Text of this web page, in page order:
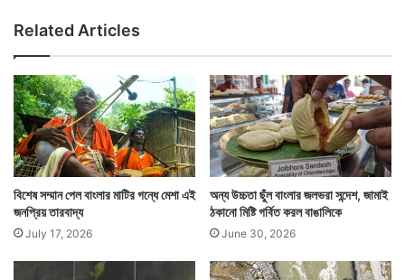
যা
ত্রা
র
মা
হা
ত্ম্য
ক
থা
Related Articles
বিশেষ সম্মান পেল বাংলার মাটির গন্ধে মেশা এই
জনপ্রিয় তারবাদ্য
July 17, 2026
অন্য উচ্চতা ছুঁল বাংলার জলভরা সন্দেশ, জামাই
ঠকানো মিষ্টি গর্বিত করল বাঙালিকে
June 30, 2026